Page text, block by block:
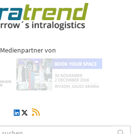
Medienpartner von